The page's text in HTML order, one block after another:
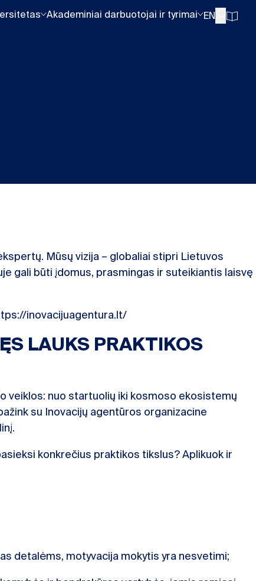
Akademiniai darbuotojai ir tyrimai EN
Mūsų vizija – globaliai stipri Lietuvos
gali būti įdomus, prasmingas ir suteikiantis laisvę
inovacijuagentura.lt/
LAUKS PRAKTIKOS
veiklos: nuo startuolių iki kosmoso ekosistemų
su Inovacijų agentūros organizacine
konkrečius praktikos tikslus? Aplikuok ir
detalėms, motyvacija mokytis yra nesvetimi;